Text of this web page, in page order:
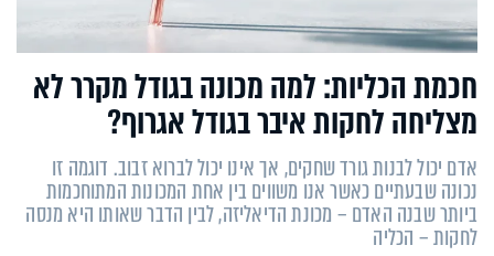
חכמת הכליות: למה מכונה בגודל מקרר לא
מצליחה לחקות איבר בגודל אגרוף?
אדם יכול לבנות גורד שחקים, אך אינו יכול לברוא זבוב. דוגמה זו
נכונה שבעתיים כאשר אנו משווים בין אחת המכונות המתוחכמות
ביותר שבנה האדם – מכונת הדיאליזה, לבין הדבר שאותו היא מנסה
לחקות – הכליה